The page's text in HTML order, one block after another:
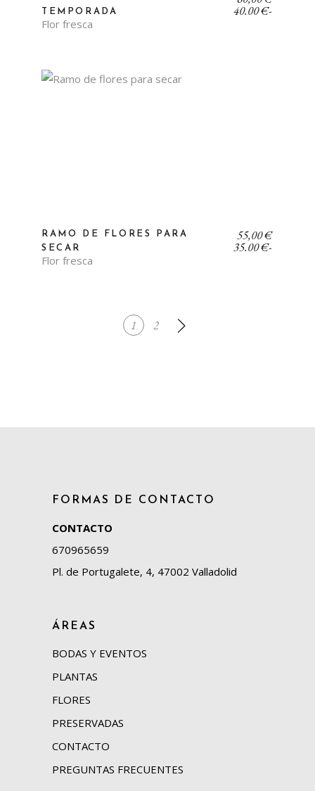
TEMPORADA
Flor fresca
40,00€-de
RAMO DE FLORES PARA
SECAR
Flor fresca
35,00€-
55,00€Rango
de
1 2
FORMAS DE CONTACTO
CONTACTO
670965659
Pl. de Portugalete, 4, 47002 Valladolid
ÁREAS
BODAS Y EVENTOS
PLANTAS
FLORES
PRESERVADAS
CONTACTO
PREGUNTAS FRECUENTES